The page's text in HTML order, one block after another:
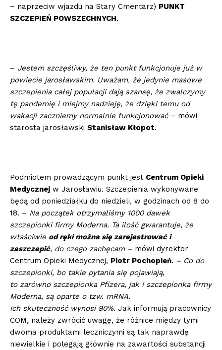
– naprzeciw wjazdu na Stary Cmentarz) PUNKT
SZCZEPIEŃ POWSZECHNYCH.
– Jestem szczęśliwy, że ten punkt funkcjonuje już w
powiecie jarosławskim. Uważam, że jedynie masowe
szczepienia całej populacji dają szansę, że zwalczymy
tę pandemię i miejmy nadzieję, że dzięki temu od
wakacji zaczniemy normalnie funkcjonować– mówi
starosta jarosławski Stanisław Kłopot.
Podmiotem prowadzącym punkt jest Centrum Opieki
Medycznej w Jarosławiu. Szczepienia wykonywane
będą od poniedziałku do niedzieli, w godzinach od 8 do
18. – Na początek otrzymaliśmy 1000 dawek
szczepionki firmy Moderna. Ta ilość gwarantuje, że
właściwie od ręki można się zarejestrować i
zaszczepić, do czego zachęcam – mówi dyrektor
Centrum Opieki Medycznej, Piotr Pochopień. – Co do
szczepionki, bo takie pytania się pojawiają,
to zarówno szczepionka Pfizera, jak i szczepionka firmy
Moderna, są oparte o tzw. mRNA.
Ich skuteczność wynosi 90%. Jak informują pracownicy
COM, należy zwrócić uwagę, że różnice między tymi
dwoma produktami leczniczymi są tak naprawdę
niewielkie i polegają głównie na zawartości substancji